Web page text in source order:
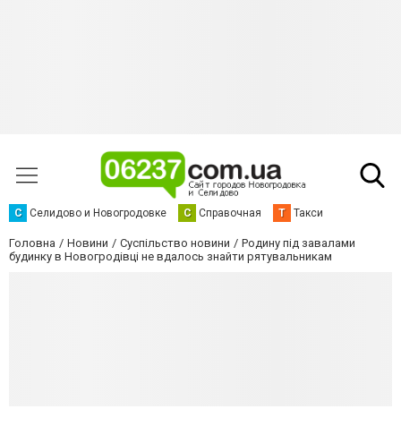
С Селидово и Новогродовке С Справочная Т Такси
Головна Новини Суспільство новини
Родину під завалами
будинку в Новогродівці не вдалось знайти рятувальникам